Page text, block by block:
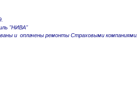
''НИВА''
и оплачены ремонты Страховыми компаниями.